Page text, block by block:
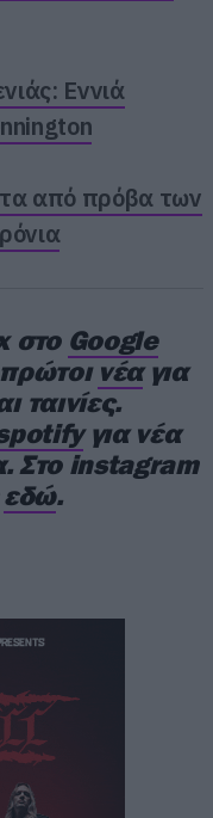
ανακοίνωση της
πάνω από 80.000
σε μόλις
ξεκίνησε στις
του General
ξεπεράσει
ευρωπαϊκής
Εννιά
από πρόβα των
στο Google
νέαγια
ταινίες.
για νέα
Στο instagram
εδώ.